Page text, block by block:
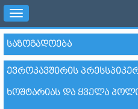
Toggle
navigation
ᲡᲐᲖᲝᲒᲐᲓᲝᲔᲑᲐ
ᲔᲕᲠᲝᲙᲐᲕᲨᲘᲠᲘᲡ
ᲮᲝᲨᲢᲐᲠᲘᲐᲡ ᲓᲐ ᲧᲕᲔᲚᲐ